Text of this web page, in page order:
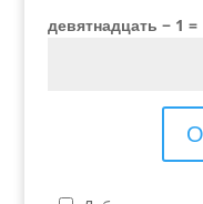
девятнадцать − 1 =